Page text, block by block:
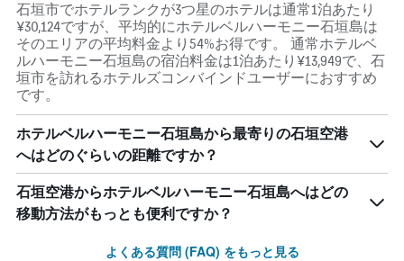
石垣市でホテルランクが3つ星のホテルは通常1泊あたり
¥30,124ですが、平均的にホテルベルハーモニー石垣島は
そのエリアの平均料金より54%お得です。 通常ホテルベ
ルハーモニー石垣島の宿泊料金は1泊あたり¥13,949で、石
垣市を訪れるホテルズコンバインドユーザーにおすすめ
です。
ホテルベルハーモニー石垣島から最寄りの石垣空港
へはどのぐらいの距離ですか？
石垣空港からホテルベルハーモニー石垣島へはどの
移動方法がもっとも便利ですか？
よくある質問 (FAQ) をもっと見る